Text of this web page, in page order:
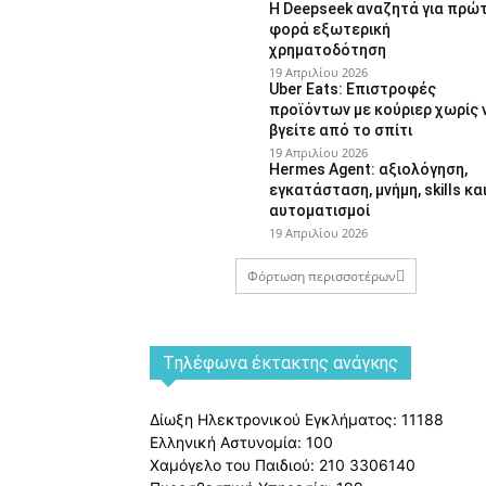
Η Deepseek αναζητά για
φορά εξωτερική
χρηματοδότηση
19 Απριλίου 2026
Uber Eats: Επιστροφές
προϊόντων με κούριερ χωρίς
βγείτε από το σπίτι
19 Απριλίου 2026
Hermes Agent: αξιολόγηση,
εγκατάσταση, μνήμη, skills και
αυτοματισμοί
19 Απριλίου 2026
Φόρτωση περισσοτέρων
Tηλέφωνα έκτακτης ανάγκης
Δίωξη Ηλεκτρονικού Εγκλήματος: 11188
Ελληνική Αστυνομία: 100
Χαμόγελο του Παιδιού: 210 3306140